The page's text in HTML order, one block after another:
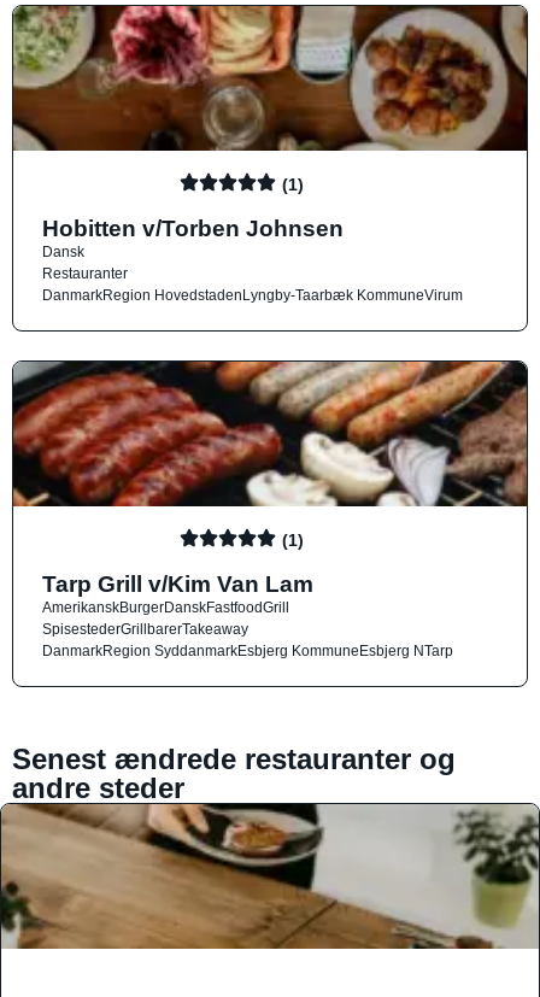
(1)
Hobitten v/Torben Johnsen
Dansk
Restauranter
DanmarkRegion HovedstadenLyngby-Taarbæk KommuneVirum
(1)
Tarp Grill v/Kim Van Lam
AmerikanskBurgerDanskFastfoodGrill
SpisestederGrillbarerTakeaway
DanmarkRegion SyddanmarkEsbjerg KommuneEsbjerg NTarp
Senest ændrede restauranter og
andre steder